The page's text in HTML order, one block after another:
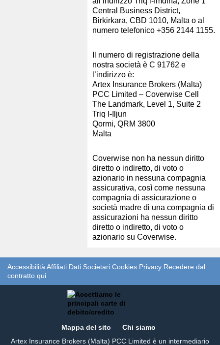
Central Business District,
Birkirkara, CBD 1010, Malta o al
numero telefonico +356 2144 1155.
Il numero di registrazione della
nostra società è C 91762 e
l’indirizzo è:
Artex Insurance Brokers (Malta)
PCC Limited – Coverwise Cell
The Landmark, Level 1, Suite 2
Triq l-Iljun
Qormi, QRM 3800
Malta
Coverwise non ha nessun diritto
diretto o indiretto, di voto o
azionario in nessuna compagnia
assicurativa, così come nessuna
compagnia di assicurazione o
società madre di una compagnia di
assicurazioni ha nessun diritto
diretto o indiretto, di voto o
azionario su Coverwise.
Accessibilità Affiliati Dati Societari Cookies Privacy Recedere dal
contratto qui
Mappa del sito
Chi siamo
Artex Insurance Brokers (Malta) PCC Limited è un intermediario